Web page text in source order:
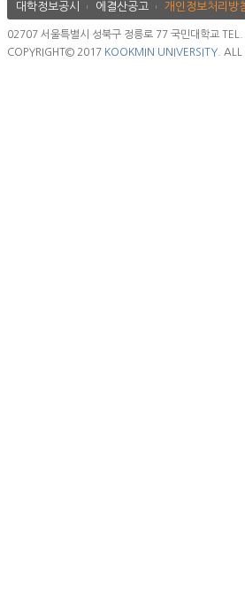
대학정보공시 에결산공고 개인정보처리방
02707 서울특별시 성북구 정릉로 77 국민대학교
COPYRIGHT© 2017 KOOKMIN UNIVERSITY. ALL